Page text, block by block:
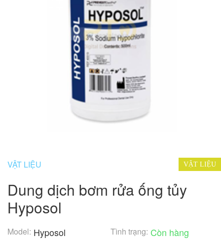
VẬT LIỆU VẬT LIỆU
Dung dịch bơm rửa ống tủy
Hyposol
Model: Hyposol Tình trạng: Còn hàng